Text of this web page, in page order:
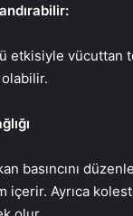
etkisiyle vücuttan
olabilir.
basıncını
içerir. Ayrıca